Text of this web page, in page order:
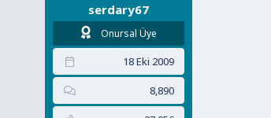
serdary67
Onursal Üye
18 Eki 2009
8,890